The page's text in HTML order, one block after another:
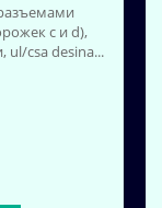
c и d),
ul/csa desina...